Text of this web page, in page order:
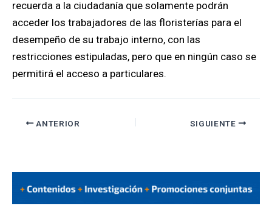
recuerda a la ciudadanía que solamente podrán
acceder los trabajadores de las floristerías para el
desempeño de su trabajo interno, con las
restricciones estipuladas, pero que en ningún caso se
permitirá el acceso a particulares.
ANTERIOR SIGUIENTE